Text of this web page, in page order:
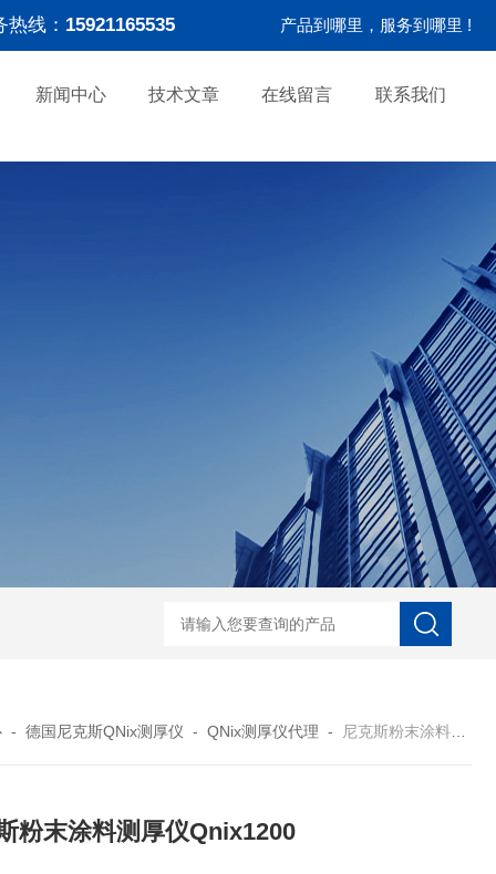
热线： 15921165535 产品到哪里，服务到哪里 !
新闻中心 技术文章 在线留言 联系我们
菲希尔新款涂层测厚
-德国尼克斯QNix测厚仪 -QNix测厚仪代理 - 尼克斯粉末涂料测厚仪Qnix1200
粉末涂料测厚仪Qnix1200